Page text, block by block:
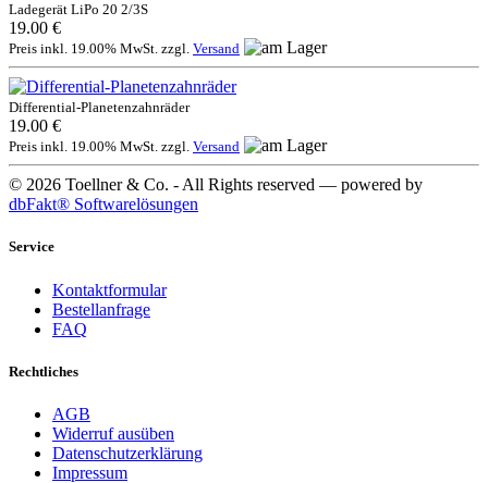
Ladegerät LiPo 20 2/3S
19.00 €
Preis inkl. 19.00% MwSt. zzgl. Versand
Differential-Planetenzahnräder
19.00 €
Preis inkl. 19.00% MwSt. zzgl. Versand
© 2026 Toellner & Co. - All Rights reserved — powered by
dbFakt® Softwarelösungen
Service
Kontaktformular
Bestellanfrage
FAQ
Rechtliches
AGB
Widerruf ausüben
Datenschutzerklärung
Impressum